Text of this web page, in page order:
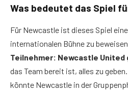
Was bedeutet das Spiel
Für Newcastle ist dieses Spiel
internationalen Bühne zu
Teilnehmer: Newcastle United
das Team bereit ist, alles zu
könnte Newcastle in der